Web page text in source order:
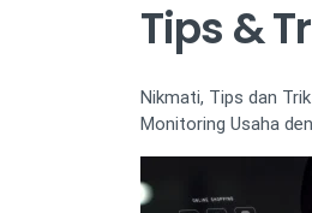
Tips &
Nikmati, Tips dan
Monitoring Usaha